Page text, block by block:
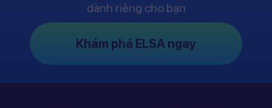
dành riêng cho bạn
Khám phá ELSA ngay